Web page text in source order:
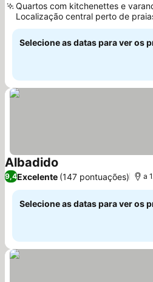
Quartos com kitchenettes e
Localização central perto de
equipadas
Selecione as datas para ver os
Albadido
9,4Excelente (147 pontuações) a
Selecione as datas para ver os